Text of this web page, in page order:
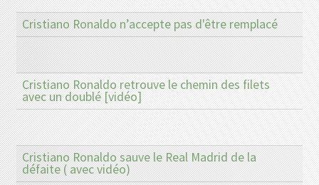
Cristiano Ronaldo n’accepte pas d'être remplacé
Cristiano Ronaldo retrouve le chemin des filets
avec un doublé [vidéo]
Cristiano Ronaldo sauve le Real Madrid de la
défaite ( avec vidéo)